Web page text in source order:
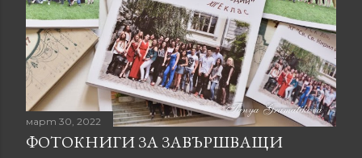
март 30, 2022
ФОТОКНИГИ ЗА ЗАВЪРШВАЩИ